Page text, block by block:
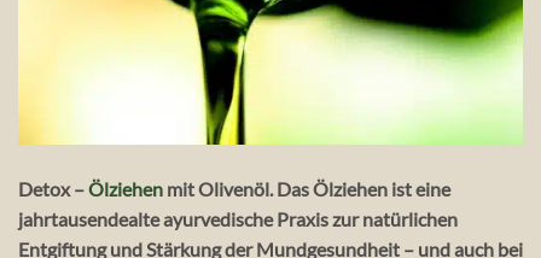
Detox –Ölziehen mit Olivenöl. Das Ölziehen ist eine
jahrtausendealte ayurvedische Praxis zur natürlichen
Entgiftung und Stärkung der Mundgesundheit – und auch bei